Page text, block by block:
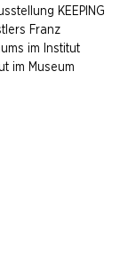
KEEPING
Franz
im Institut
im Museum